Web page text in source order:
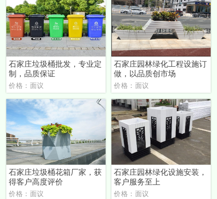
石家庄垃圾桶批发，专业定
制，品质保证
价格：面议
石家庄园林绿化工程设施订
做，以品质创市场
价格：面议
石家庄垃圾桶花箱厂家，获
得客户高度评价
价格：面议
石家庄园林绿化设施安装，
客户服务至上
价格：面议